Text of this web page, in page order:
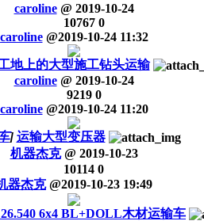
caroline @ 2019-10-24
10767 0
caroline @2019-10-24 11:32
地上的大型施工钻头运输
caroline @ 2019-10-24
9219 0
caroline @2019-10-24 11:20
] 运输大型变压器
机器杰克 @ 2019-10-23
10114 0
器杰克 @2019-10-23 19:49
6x4 BL+DOLL木材运输车